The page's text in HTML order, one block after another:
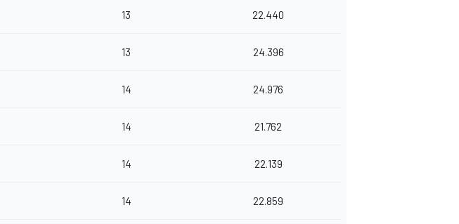
13 22.440
13 24.396
14 24.976
14 21.762
14 22.139
14 22.859